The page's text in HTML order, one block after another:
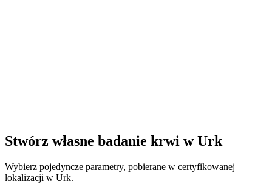
Stwórz własne badanie krwi w Urk
Wybierz pojedyncze parametry, pobierane w certyfikowanej
lokalizacji w Urk.